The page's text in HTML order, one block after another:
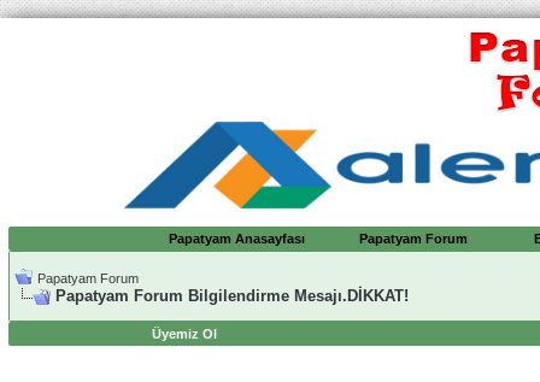
Papatyam Anasayfası Papatyam Forum
Papatyam Forum
Papatyam Forum Bilgilendirme Mesajı.DİKKAT!
Üyemiz Ol